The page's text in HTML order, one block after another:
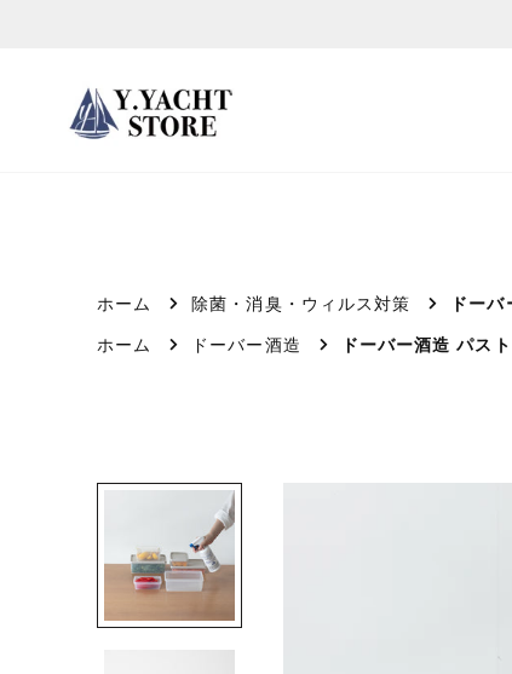
ホーム 除菌・消臭・ウィルス対策 ドー
ホーム ドーバー酒造 ドーバー酒造 パス